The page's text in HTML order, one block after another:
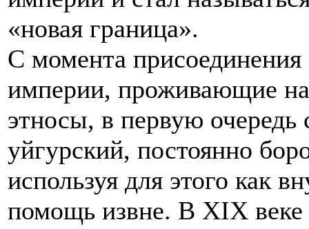
«новая граница».
С момента
империи, проживающие
этносы, в первую
уйгурский, постоянно
используя для этого как
помощь извне. В XIX веке